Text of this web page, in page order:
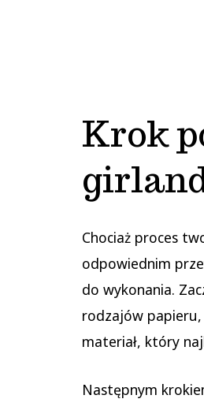
Krok
Chociaż proces
odpowiednim
do wykonania.
rodzajów
materiał, który
Następnym